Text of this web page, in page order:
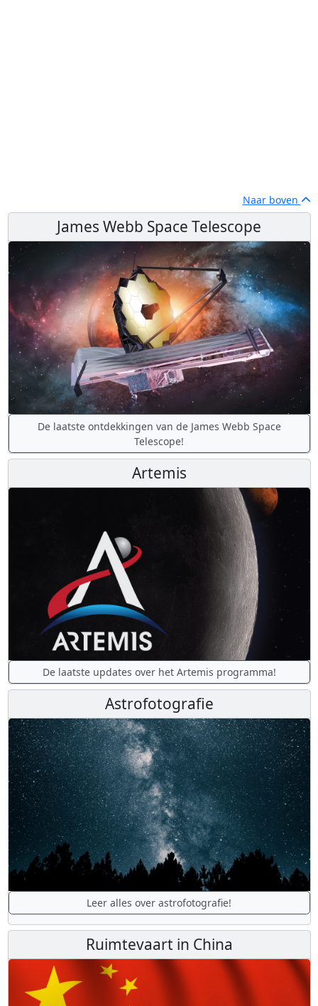
Naar boven
James Webb Space Telescope
De laatste ontdekkingen van de James Webb Space
Telescope!
Artemis
De laatste updates over het Artemis programma!
Astrofotografie
Leer alles over astrofotografie!
Ruimtevaart in China